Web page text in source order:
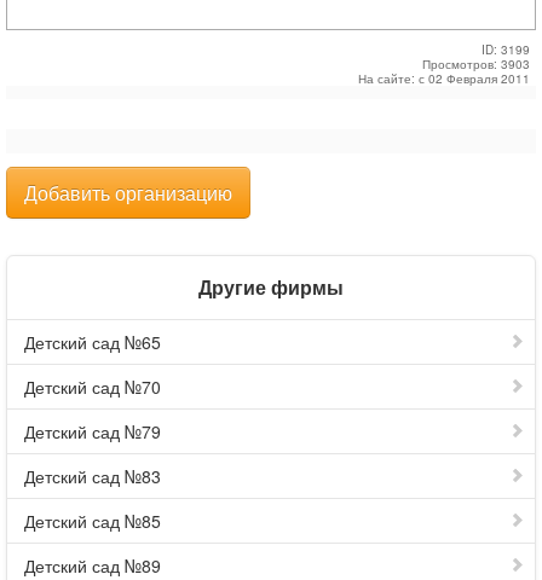
ID: 3199
Просмотров: 3903
На сайте: с 02 Февраля 2011
Добавить организацию
Другие фирмы
Детский сад №65
Детский сад №70
Детский сад №79
Детский сад №83
Детский сад №85
Детский сад №89